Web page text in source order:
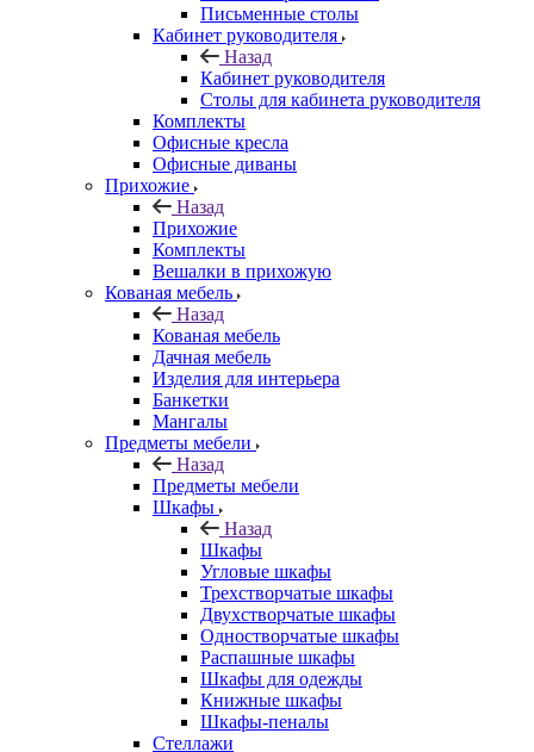
Письменные столы
Кабинет руководителя
Назад
Кабинет руководителя
Столы для кабинета руководителя
Комплекты
Офисные кресла
Офисные диваны
Прихожие
Назад
Прихожие
Комплекты
Вешалки в прихожую
Кованая мебель
Назад
Кованая мебель
Дачная мебель
Изделия для интерьера
Банкетки
Мангалы
Предметы мебели
Назад
Предметы мебели
Шкафы
Назад
Шкафы
Угловые шкафы
Трехстворчатые шкафы
Двухстворчатые шкафы
Одностворчатые шкафы
Распашные шкафы
Шкафы для одежды
Книжные шкафы
Шкафы-пеналы
Стеллажи